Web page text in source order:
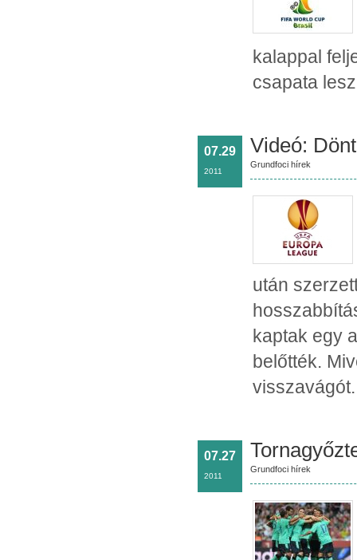
kalappal
csapata
07.29
2011
Videó:
Grundfoci hírek
után
kaptak egy
belőtték.
visszavágót.
07.27
2011
Grundfoci hírek